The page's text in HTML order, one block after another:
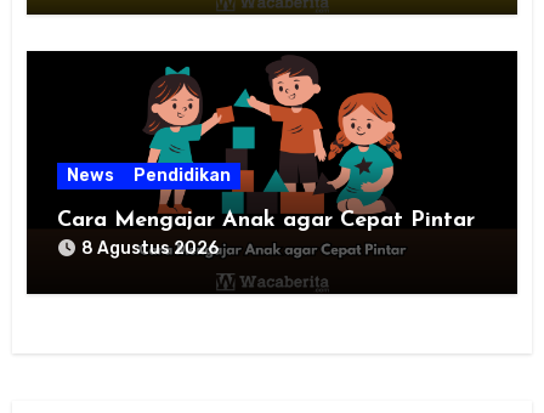
News Pendidikan
Cara Mengajar Anak agar Cepat Pintar
8 Agustus 2026